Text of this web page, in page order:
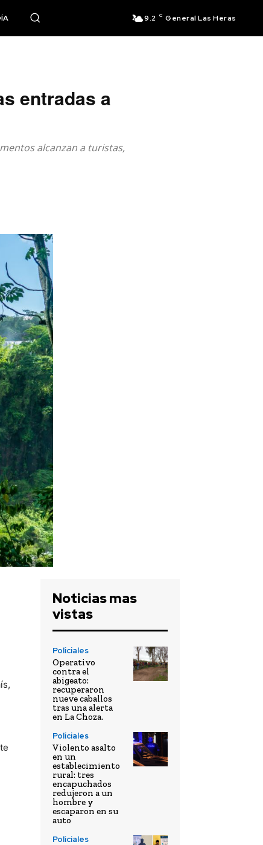
9.2 C General Las Heras
entradas a
alcanzan a turistas,
Noticias mas
vistas
Policiales
Operativo
contra el
abigeato:
recuperaron
nueve caballos
tras una alerta
en La Choza.
Policiales
Violento asalto
en un
establecimiento
rural: tres
encapuchados
redujeron a un
hombre y
escaparon en su
auto
Policiales